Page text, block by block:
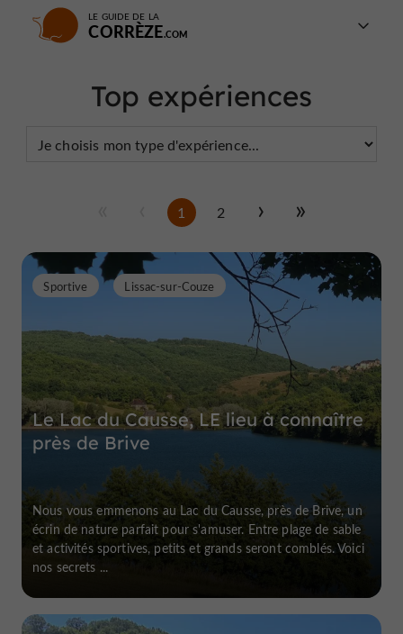
LE GUIDE DE LA
CORRÈZE
Top expériences
1 2
Le Lac du Causse, LE lieu à connaître
près de Brive
Sportive Lissac-sur-Couze
Nous vous emmenons au Lac du Causse, près de Brive, un
écrin de nature parfait pour s'amuser. Entre plage de sable
et activités sportives, petits et grands seront comblés. Voici
nos secrets ...